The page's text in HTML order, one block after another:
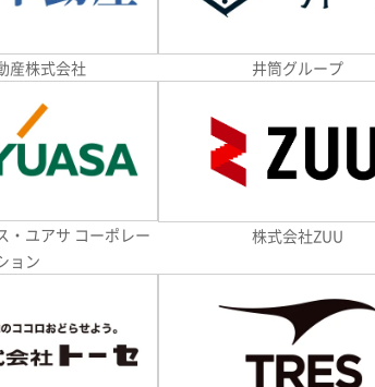
産株式会社 井筒グループ
・ユアサ コーポレー
ョン
株式会社ZUU